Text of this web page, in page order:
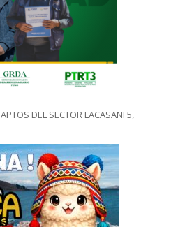
DEL SECTOR LACASANI 5,